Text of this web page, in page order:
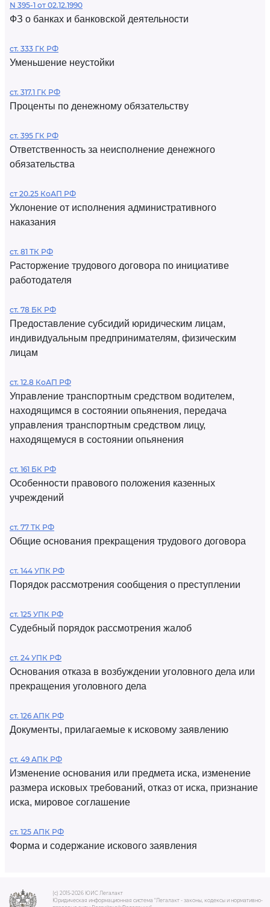
N 395-1 от 02.12.1990
ФЗ о банках и банковской деятельности
ст. 333 ГК РФ
Уменьшение неустойки
ст. 317.1 ГК РФ
Проценты по денежному обязательству
ст. 395 ГК РФ
Ответственность за неисполнение денежного
обязательства
ст 20.25 КоАП РФ
Уклонение от исполнения административного
наказания
ст. 81 ТК РФ
Расторжение трудового договора по инициативе
работодателя
ст. 78 БК РФ
Предоставление субсидий юридическим лицам,
индивидуальным предпринимателям, физическим
лицам
ст. 12.8 КоАП РФ
Управление транспортным средством водителем,
находящимся в состоянии опьянения, передача
управления транспортным средством лицу,
находящемуся в состоянии опьянения
ст. 161 БК РФ
Особенности правового положения казенных
учреждений
ст. 77 ТК РФ
Общие основания прекращения трудового договора
ст. 144 УПК РФ
Порядок рассмотрения сообщения о преступлении
ст. 125 УПК РФ
Судебный порядок рассмотрения жалоб
ст. 24 УПК РФ
Основания отказа в возбуждении уголовного дела или
прекращения уголовного дела
ст. 126 АПК РФ
Документы, прилагаемые к исковому заявлению
ст. 49 АПК РФ
Изменение основания или предмета иска, изменение
размера исковых требований, отказ от иска, признание
иска, мировое соглашение
ст. 125 АПК РФ
Форма и содержание искового заявления
(c) 2015-2026 ЮИС Легалакт
Юридическая информационная система "Легалакт - законы, кодексы и нормативно-